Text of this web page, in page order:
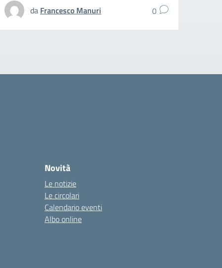
da Francesco Manuri 0
Novità
Le notizie
Le circolari
Calendario eventi
Albo online